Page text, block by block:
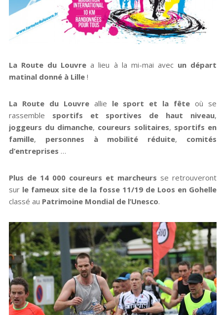
La Route du Louvre a lieu à la mi-mai avec un départ
matinal donné à Lille!
La Route du Louvreallie le sport et la fêteoù se
rassemble sportifs et sportives de haut niveau,
joggeurs du dimanche, coureurs solitaires, sportifs en
famille, personnes à mobilité réduite, comités
d’entreprises …
Plus de 14 000 coureurs et marcheurs se retrouveront
sur le fameux site de la fosse 11/19 de Loos en Gohelle
classé au Patrimoine Mondial de l’Unesco.